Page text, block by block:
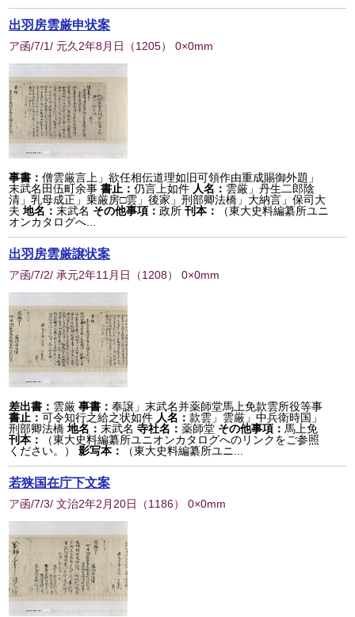
出羽房雲厳申状案
ア函/7/1/ 元久2年8月日 （1205） 0×0mm
事書：僧雲厳言上」欲任相伝道理如旧可領作由重成賜御外題」
末武名田伍町余事書止：仍言上如件 人名： 雲厳」丹生二郎陰
清」乳母成正」乗厳房□雲」後家」刑部卿法橋」大納言」保司大
夫 地名：末武名 その他事項：政所刊本：
（東大史料編纂所ユニ
オンカタログへ...
出羽房雲厳譲状案
ア函/7/2/ 承元2年11月日 （1208） 0×0mm
差出書： 雲厳 事書：奉譲」末武名并薬師堂馬上免款雲所役等事
書止：可令知行之給之状如件 人名：款雲」雲厳」中兵衛時国」
刑部卿法橋 地名：末武名 寺社名：薬師堂 その他事項： 馬上免
刊本：
（東大史料編纂所ユニオンカタログへのリンクをご参照
ください。）
影写本： （東大史料編纂所ユニ...
若狭国在庁下文案
ア函/7/3/ 文治2年2月20日 （1186） 0×0mm